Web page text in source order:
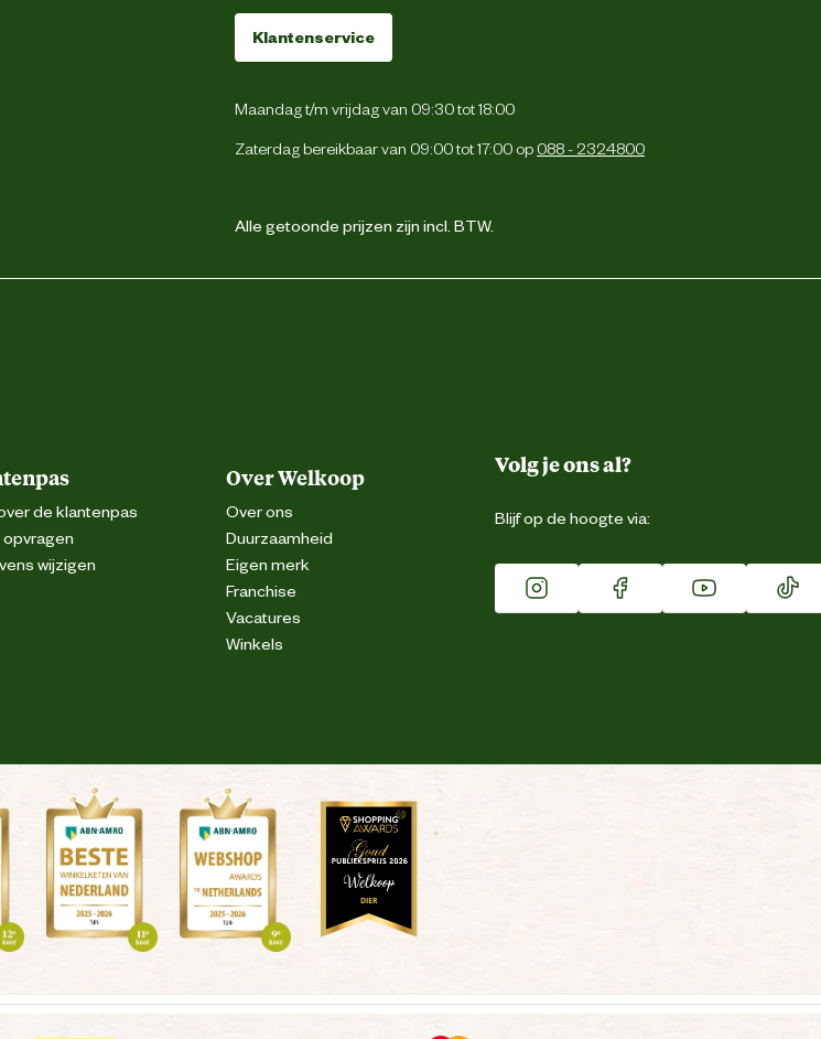
Klantenservice
Maandag t/m vrijdag van 09:30 tot 18:00
Zaterdag bereikbaar van 09:00 tot 17:00 op 088 - 2324800
Alle getoonde prijzen zijn incl. BTW.
de klantenpas
wijzigen
Over Welkoop
Over ons
Duurzaamheid
Eigen merk
Franchise
Vacatures
Winkels
Volg je ons al?
Blijf op de hoogte via: